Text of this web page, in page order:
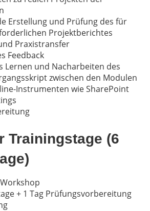
Erstellung und Prüfung des für
Projektberichtes
Praxistransfer
Feedback
Lernen und Nacharbeiten des
zwischen den Modulen
Instrumenten wie SharePoint
Trainingstage (6
+ 1 Tag Prüfungsvorbereitung